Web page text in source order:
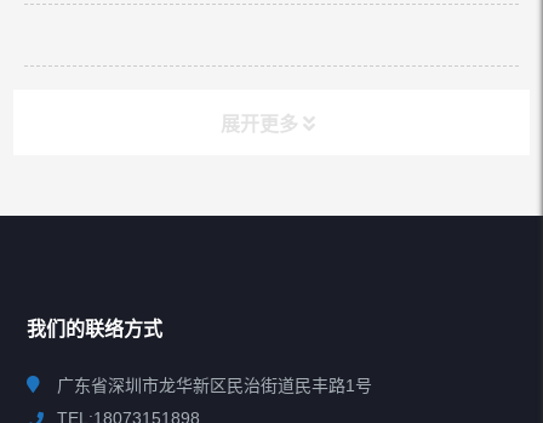
展开更多
我们的联络方式
广东省深圳市龙华新区民治街道民丰路1号
TEL:18073151898